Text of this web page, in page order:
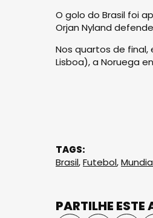
O golo do Brasil foi
Orjan Nyland
Nos quartos de final,
Lisboa), a Noruega
TAGS:
Brasil,Futebol,
PARTILHE ESTE